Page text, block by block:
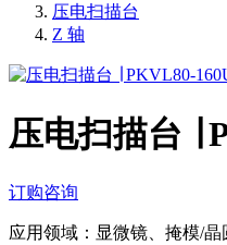
压电扫描台
Z 轴
压电扫描台 ∣
订购咨询
应用领域：显微镜、掩模/晶